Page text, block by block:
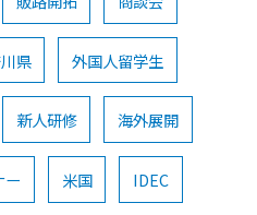
県 外国人留学生
新人研修 海外展開
ー 米国 IDEC